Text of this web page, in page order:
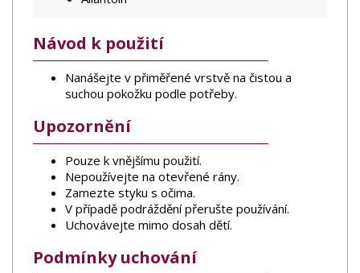
Návod k použití
Nanášejte v přiměřené vrstvě na čistou a
suchou pokožku podle potřeby.
Upozornění
Pouze k vnějšímu použití.
Nepoužívejte na otevřené rány.
Zamezte styku s očima.
V případě podráždění přerušte používání.
Uchovávejte mimo dosah dětí.
Podmínky uchování